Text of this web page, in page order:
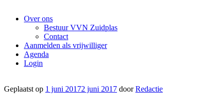
Over ons
Bestuur VVN Zuidplas
Contact
Aanmelden als vrijwilliger
Agenda
Login
Geplaatst op 1 juni 20172 juni 2017 doorRedactie